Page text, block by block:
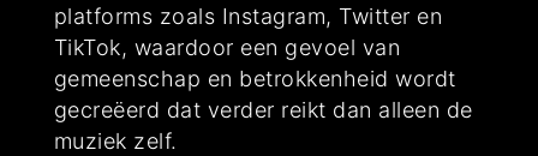
platforms zoals Instagram, Twitter en
TikTok, waardoor een gevoel van
gemeenschap en betrokkenheid wordt
gecreëerd dat verder reikt dan alleen de
muziek zelf.